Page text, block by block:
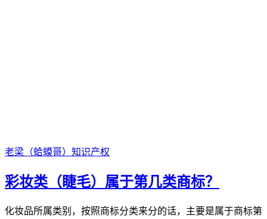
老梁（蛤蟆哥） 知识产权
彩妆类（睫毛）属于第几类商标？
化妆品所属类别，按照商标分类来分的话，主要是属于商标第